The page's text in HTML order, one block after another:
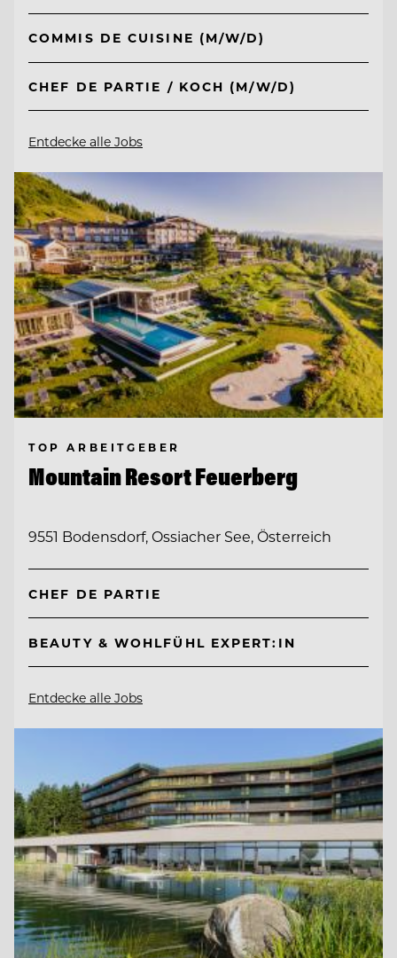
COMMIS DE CUISINE (M/W/D)
CHEF DE PARTIE / KOCH (M/W/D)
Entdecke alle Jobs
TOP ARBEITGEBER
Mountain Resort Feuerberg
9551 Bodensdorf, Ossiacher See, Österreich
CHEF DE PARTIE
BEAUTY & WOHLFÜHL EXPERT:IN
Entdecke alle Jobs